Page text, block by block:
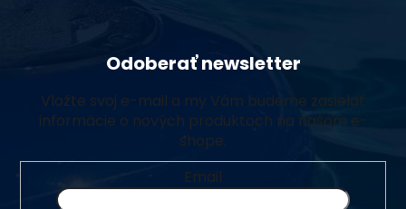
Odoberať newsletter
Vložte svoj e-mail a my Vám budeme zasielať
informácie o nových produktoch na našom e-
shope.
Email